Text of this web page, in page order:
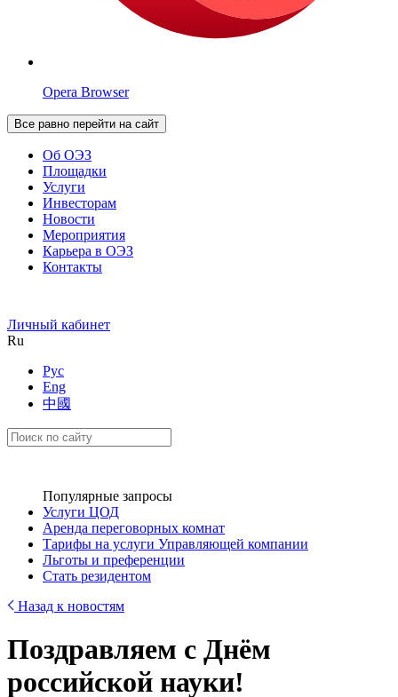
Opera Browser
Все равно перейти на сайт
Об ОЭЗ
Площадки
Услуги
Инвесторам
Новости
Мероприятия
Карьера в ОЭЗ
Контакты
Личный кабинет
Ru
Рус
Eng
中國
Популярные запросы
Услуги ЦОД
Аренда переговорных комнат
Тарифы на услуги Управляющей компании
Льготы и преференции
Стать резидентом
Назад к новостям
Поздравляем с Днём
российской науки!